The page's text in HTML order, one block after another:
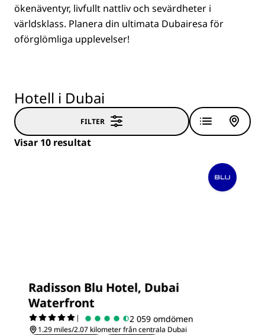
ökenäventyr, livfullt nattliv och sevärdheter i
världsklass. Planera din ultimata Dubairesa för
oförglömliga upplevelser!
Hotell i Dubai
FILTER
Visar 10 resultat
Radisson Blu Hotel, Dubai
Waterfront
| 2 059 omdömen
1.29 miles/2.07 kilometer från centrala Dubai